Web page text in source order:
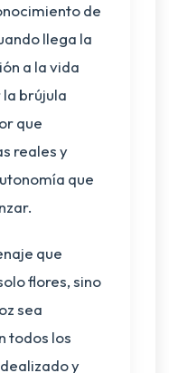
de
llega la
a la vida
brújula
que
reales y
que
que
flores, sino
sea
todos los
y